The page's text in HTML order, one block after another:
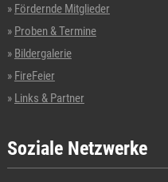
Fördernde Mitglieder
Proben & Termine
Bildergalerie
FireFeier
Links & Partner
Soziale Netzwerke